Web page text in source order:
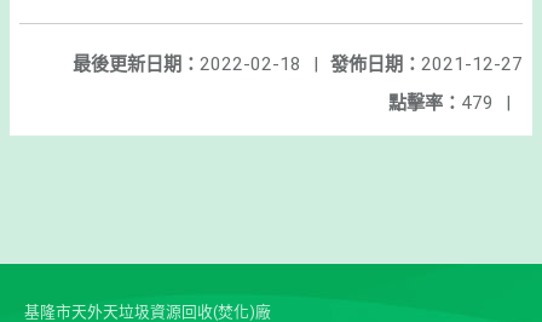
發佈日期： 2021-12-27
最後更新日期： 2022-02-18
|
點擊率： 479 |
基隆市天外天垃圾資源回收(焚化)廠